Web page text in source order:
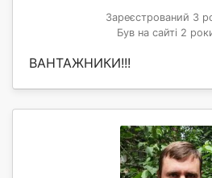
Зареєстрований 3
Був на сайті 2
ВАНТАЖНИКИ!!!